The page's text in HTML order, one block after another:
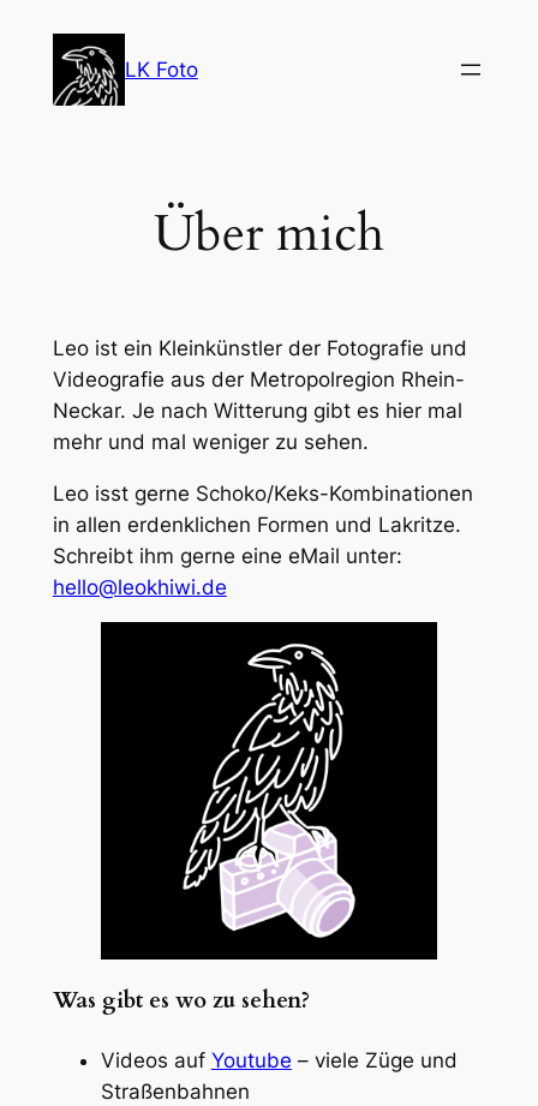
springen
LK Foto
Über mich
Leo ist ein Kleinkünstler der Fotografie und
Videografie aus der Metropolregion Rhein-
Neckar. Je nach Witterung gibt es hier mal
mehr und mal weniger zu sehen.
Leo isst gerne Schoko/Keks-Kombinationen
in allen erdenklichen Formen und Lakritze.
Schreibt ihm gerne eine eMail unter:
hello@leokhiwi.de
Was gibt es wo zu sehen?
Videos auf Youtube – viele Züge und
Straßenbahnen